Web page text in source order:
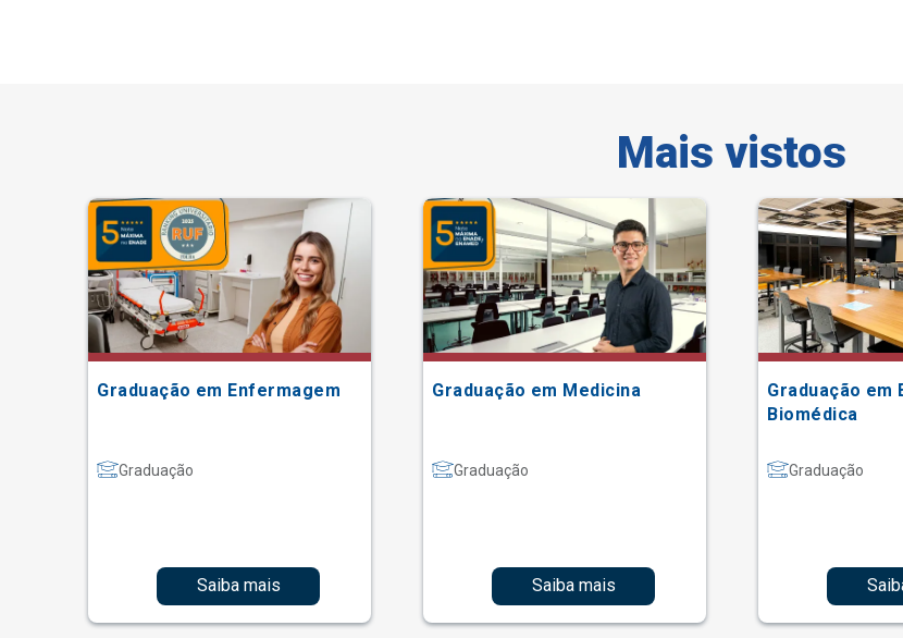
Mais vistos
Graduação em Enfermagem
Graduação
Saiba mais
Graduação em Medicina
Graduação
Saiba mais
Graduação em
Biomédica
Graduação